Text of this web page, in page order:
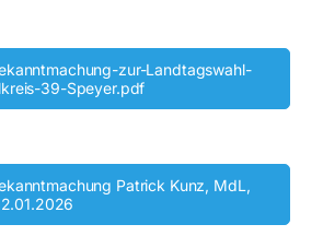
zur-Landtagswahl-
39-Speyer.pdf
Patrick Kunz, MdL,